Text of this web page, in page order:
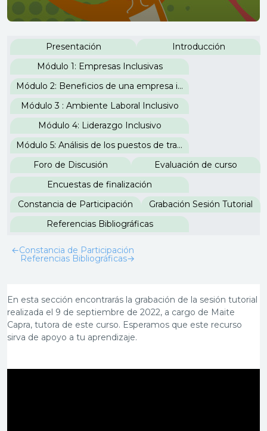
Perfilado de sección
Presentación
Introducción
Módulo 1: Empresas Inclusivas
Módulo 2: Beneficios de una empresa inclusiva
Módulo 3 : Ambiente Laboral Inclusivo
Módulo 4: Liderazgo Inclusivo
Módulo 5: Análisis de los puestos de trabajo
Foro de Discusión
Evaluación de curso
Encuestas de finalización
Constancia de Participación
Grabación Sesión Tutorial
Referencias Bibliográficas
←Constancia de Participación
→
Referencias Bibliográficas
En esta sección encontrarás la grabación de la sesión tutorial
realizada el 9 de septiembre de 2022, a cargo de Maite
Capra, tutora de este curso. Esperamos que este recurso
sirva de apoyo a tu aprendizaje.